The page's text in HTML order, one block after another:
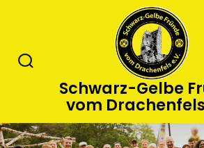
springen
ein-/ausblenden
Schwarz-Gelbe
vom